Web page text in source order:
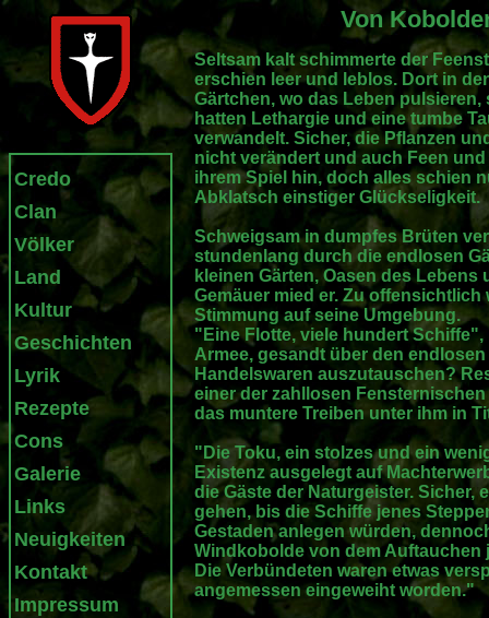
Credo
Clan
Völker
Land
Kultur
Geschichten
Lyrik
Rezepte
Cons
Galerie
Links
Neuigkeiten
Kontakt
Impressum
Von
Seltsam kalt schimmerte der
erschien leer und leblos. Dort in
Gärtchen, wo das Leben
hatten Lethargie und eine tumbe
verwandelt. Sicher, die Pflanzen
nicht verändert und auch Feen
ihrem Spiel hin, doch alles schien
Abklatsch einstiger Glückseligkeit.
Schweigsam in dumpfes Brüten
stundenlang durch die endlosen
kleinen Gärten, Oasen des
Gemäuer mied er. Zu
Stimmung auf seine Umgebung.
"Eine Flotte, viele hundert
Armee, gesandt über den
Handelswaren auszutauschen?
einer der zahllosen
das muntere Treiben unter ihm in
"Die Toku, ein stolzes und ein
Existenz ausgelegt auf
die Gäste der Naturgeister. Sicher,
gehen, bis die Schiffe jenes
Gestaden anlegen würden,
Windkobolde von dem
Die Verbündeten waren etwas
angemessen eingeweiht worden."